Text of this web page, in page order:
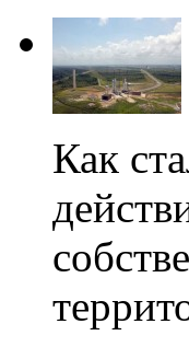
Как